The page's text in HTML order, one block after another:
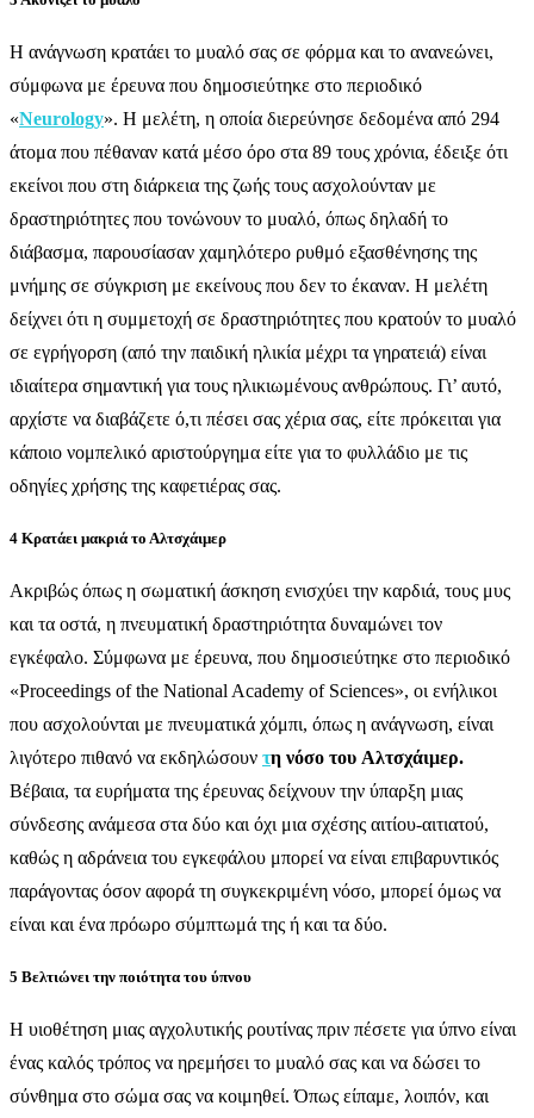
Η ανάγνωση κρατάει το μυαλό σας σε φόρμα και το ανανεώνει,
σύμφωνα με έρευνα που δημοσιεύτηκε στο περιοδικό
«Neurology». Η μελέτη, η οποία διερεύνησε δεδομένα από 294
άτομα που πέθαναν κατά μέσο όρο στα 89 τους χρόνια, έδειξε ότι
εκείνοι που στη διάρκεια της ζωής τους ασχολούνταν με
δραστηριότητες που τονώνουν το μυαλό, όπως δηλαδή το
διάβασμα, παρουσίασαν χαμηλότερο ρυθμό εξασθένησης της
μνήμης σε σύγκριση με εκείνους που δεν το έκαναν. Η μελέτη
δείχνει ότι η συμμετοχή σε δραστηριότητες που κρατούν το μυαλό
σε εγρήγορση (από την παιδική ηλικία μέχρι τα γηρατειά) είναι
ιδιαίτερα σημαντική για τους ηλικιωμένους ανθρώπους. Γι’ αυτό,
αρχίστε να διαβάζετε ό,τι πέσει σας χέρια σας, είτε πρόκειται για
κάποιο νομπελικό αριστούργημα είτε για το φυλλάδιο με τις
οδηγίες χρήσης της καφετιέρας σας.
4 Κρατάει μακριά το Αλτσχάιμερ
Ακριβώς όπως η σωματική άσκηση ενισχύει την καρδιά, τους μυς
και τα οστά, η πνευματική δραστηριότητα δυναμώνει τον
εγκέφαλο. Σύμφωνα με έρευνα, που δημοσιεύτηκε στο περιοδικό
«Proceedings of the National Academy of Sciences», οι ενήλικοι
που ασχολούνται με πνευματικά χόμπι, όπως η ανάγνωση, είναι
λιγότερο πιθανό να εκδηλώσουν τη νόσο του Αλτσχάιμερ.
Βέβαια, τα ευρήματα της έρευνας δείχνουν την ύπαρξη μιας
σύνδεσης ανάμεσα στα δύο και όχι μια σχέσης αιτίου-αιτιατού,
καθώς η αδράνεια του εγκεφάλου μπορεί να είναι επιβαρυντικός
παράγοντας όσον αφορά τη συγκεκριμένη νόσο, μπορεί όμως να
είναι και ένα πρόωρο σύμπτωμά της ή και τα δύο.
5 Βελτιώνει την ποιότητα του ύπνου
Η υιοθέτηση μιας αγχολυτικής ρουτίνας πριν πέσετε για ύπνο είναι
ένας καλός τρόπος να ηρεμήσει το μυαλό σας και να δώσει το
σύνθημα στο σώμα σας να κοιμηθεί. Όπως είπαμε, λοιπόν, και